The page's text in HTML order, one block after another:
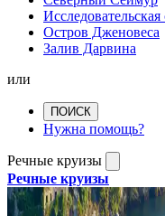
Остров Дженовеса
Залив Дарвина
или
ПОИСК
Нужна помощь?
Речные круизы
Речные круизы